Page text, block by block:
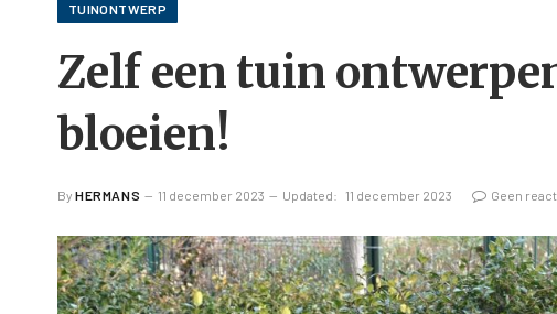
TUINONTWERP
Zelf een tuin
bloeien!
By HERMANS 11 december 2023 Updated: 11 december 2023 Geen